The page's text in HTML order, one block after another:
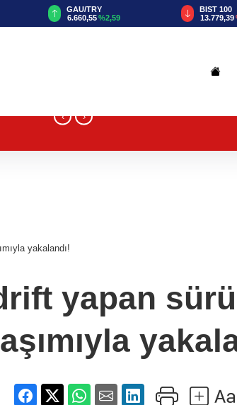
BIST 100
13.779,39%-0,14
USD
47,6787
‹ ›
yakalandı!
yapan